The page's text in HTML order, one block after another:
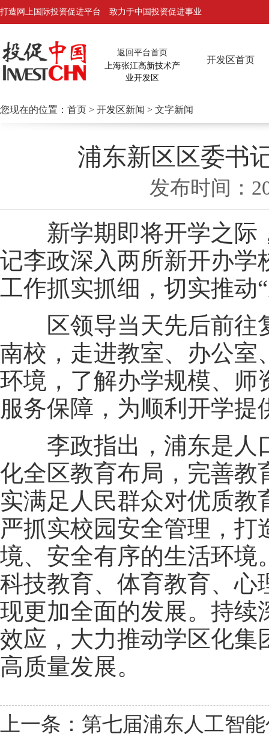
打造网上国际投资促进平台 致力于中国投资促进事业
返回平台首页
上海张江高新技术产
业开发区
开发区首页
您现在的位置： 首页 > 开发区新闻 > 文字新闻
浦东新区区委书
发布时间
新学期即将开学之际，
记李政深入两所新开办学
工作抓实抓细，切实推动
区领导当天先后前往
南校，走进教室、办公室
环境，了解办学规模、师
服务保障，为顺利开学提
李政指出，浦东是人
化全区教育布局，完善教
实满足人民群众对优质
严抓实校园安全管理，
境、安全有序的生活环境
科技教育、体育教育、心
现更加全面的发展。持续
效应，大力推动学区化集
高质量发展。
上一条：第七届浦东人工智